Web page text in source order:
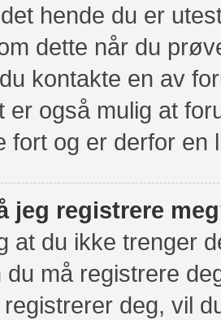
hende du er
dette når du
kontakte en av
er også mulig at
fort og er derfor en
jeg registrere
at du ikke trenger
du må registrere
deg, vil